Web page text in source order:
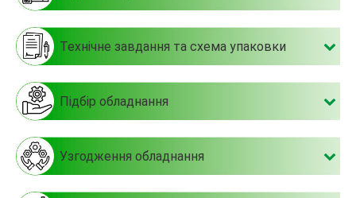
Технічне завдання та схема упаковки
Підбір обладнання
Узгодження обладнання